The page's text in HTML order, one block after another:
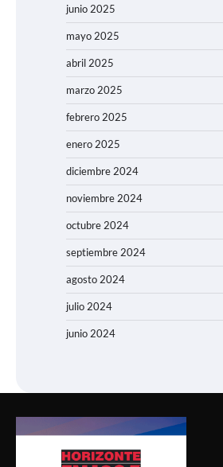
junio 2025
mayo 2025
abril 2025
marzo 2025
febrero 2025
enero 2025
diciembre 2024
noviembre 2024
octubre 2024
septiembre 2024
agosto 2024
julio 2024
junio 2024